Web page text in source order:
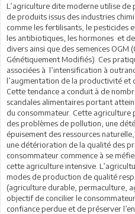
L’agriculture dite moderne utilise de
de produits issus des industries
comme les fertilisants, le pesticides
les antibiotiques, les hormones et
divers ainsi que des semences OGM
Génétiquement Modifiés). Ces
associées à l’intensification à
l’augmentation de la productivité et
Cette tendance a conduit à de
scandales alimentaires portant
du consommateur. Cette
des problèmes de pollution, une
épuisement des ressources
une détérioration de la qualité des
consommateur commence à se
cette agriculture intensive.
modes de production de qualité
(agriculture durable, permaculture,
objectif de concilier le
confiance perdue et de préserver